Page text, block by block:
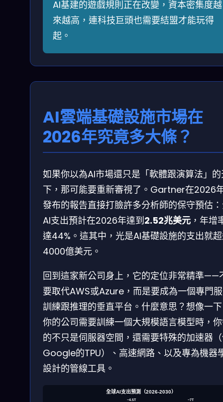
AI基建的遊戲規則正在改變，資本密集度越
來越高，連科技巨頭也需要結盟才能玩得
起。
AI雲端基礎設施市場在
2026年究竟多大條？
如果你以為AI市場還只是「軟體跟演算法」
下，那可能要重新審視了。Gartner在2026
發布的報告直接打臉許多分析師的保守預估
AI支出預計在2026年達到2.52兆美元 ，年增
達44%。這其中，光是AI基礎設施的支出就
4000億美元。
回到這家新公司身上，它的定位非常精準——
要取代AWS或Azure，而是要成為一個專門
訓練跟推理的垂直平台。什麼意思？想像一
你的公司需要訓練一個大規模語言模型時，
的不只是伺服器空間，還需要特殊的加速器
Google的TPU）、高速網路、以及專為機器
設計的管線工具。
全球AI支出預測（2026-2030）
~4.5T ~7T